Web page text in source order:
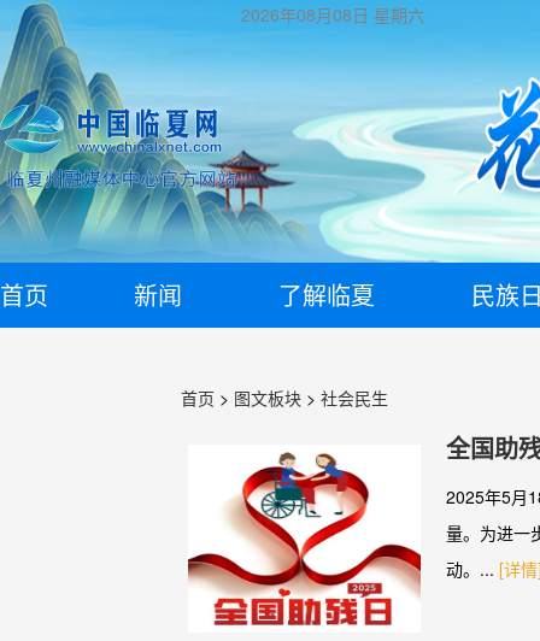
2026年08月08日 星期六
首页 新闻 了解临夏 民族
首页 > 图文板块 > 社会民生
全国助
2025年5月
量。为进一
动。... [详